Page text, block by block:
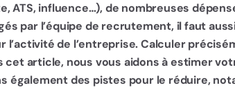
ATS, influence…), de nombreuses
par l’équipe de recrutement, il faut
l’activité de l’entreprise. Calculer
cet article, nous vous aidons à estimer
également des pistes pour le réduire,